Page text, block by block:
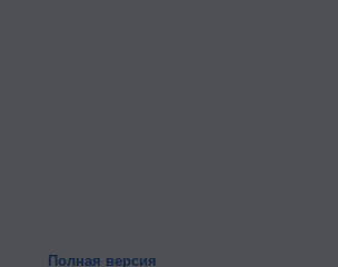
Полная версия